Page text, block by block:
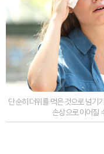
단순히 더위를 먹은 것으로 넘기
손상으로 이어질